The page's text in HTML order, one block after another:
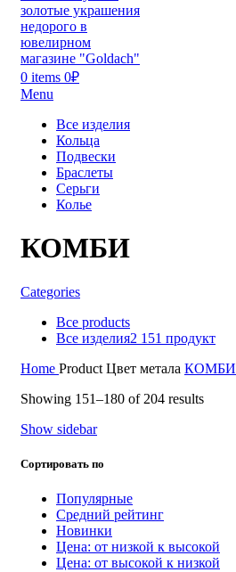
0 items 0₽
Menu
Все изделия
Кольца
Подвески
Браслеты
Серьги
Колье
КОМБИ
Categories
Все products
Все изделия2 151 продукт
Home Product Цвет метала КОМБИ
Showing 151–180 of 204 results
Show sidebar
Сортировать по
Популярные
Средний рейтинг
Новинки
Цена: от низкой к высокой
Цена: от высокой к низкой